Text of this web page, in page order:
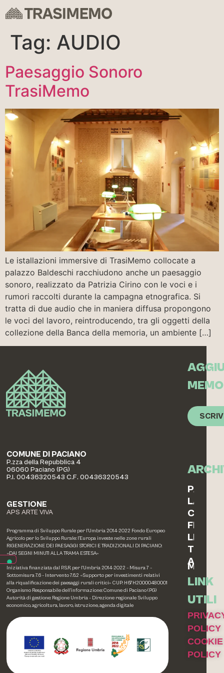
Tag: AUDIO
Paesaggio Sonoro
TrasiMemo
Le istallazioni immersive di TrasiMemo collocate a
palazzo Baldeschi racchiudono anche un paesaggio
sonoro, realizzato da Patrizia Cirino con le voci e i
rumori raccolti durante la campagna etnografica. Si
tratta di due audio che in maniera diffusa propongono
le voci del lavoro, reintroducendo, tra gli oggetti della
collezione della Banca della memoria, un ambiente […]
COMUNE DI PACIANO
P.zza della Repubblica 4
06060 Paciano (PG)
P.I. 00436320543 C.F. 00436320543
GESTIONE
APS ARTE VIVA
Programma di Sviluppo Rurale per l’Umbria 2014-2022 Fondo Europeo
Agricolo per lo Sviluppo Rurale: l’Europa investe nelle zone rurali
RIGENERAZIONE DEI PAESAGGI STORICI E TRADIZIONALI DI PACIANO:
«DAI SEGNI MINUTI ALLA TRAMA ESTESA»
Iniziativa finanziata dal P.S.R. per l’Umbria 2014-2022 – Misura 7 –
Sottomisura 7.6 – Intervento 7.6.2 «Supporto per investimenti relativi
alla riqualificazione dei paesaggi rurali critici» CUP: H67H20000480001
Organismo Responsabile dell’informazione: Comune di Paciano (PG)
Autorità di gestione: Regione Umbria – Direzione regionale Sviluppo
economico, agricoltura, lavoro, istruzione, agenda digitale
COTTO
FERRO
LEGNO
ALTRE
LINK
UTILI
POLICY
COOKIE
POLICY